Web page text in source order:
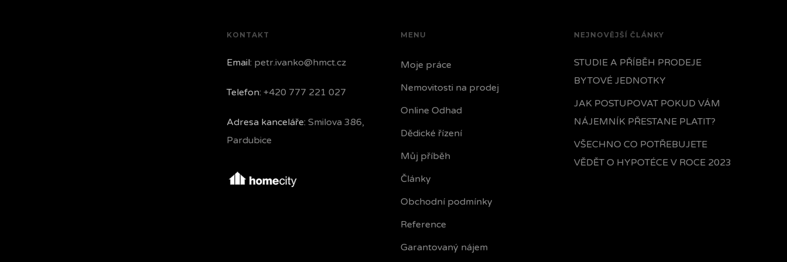
KONTAKT
Email: petr.ivanko@hmct.cz
Telefon: +420 777 221 027
Adresa kanceláře: Smilova 386,
Pardubice
MENU
Moje práce
Nemovitosti na prodej
Online Odhad
Dědické řízení
Můj příběh
Články
Obchodní podmínky
Reference
Garantovaný nájem
NEJNOVĚJŠÍ ČLÁNKY
STUDIE A PŘÍBĚH PRODEJE
BYTOVÉ JEDNOTKY
JAK POSTUPOVAT POKUD VÁM
NÁJEMNÍK PŘESTANE PLATIT?
VŠECHNO CO POTŘEBUJETE
VĚDĚT O HYPOTÉCE V ROCE 2023